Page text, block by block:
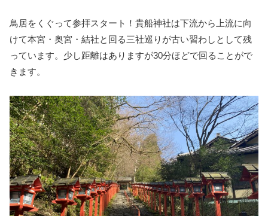
鳥居をくぐって参拝スタート！貴船神社は下流から上流に向
けて本宮・奥宮・結社と回る三社巡りが古い習わしとして残
っています。少し距離はありますが30分ほどで回ることがで
きます。